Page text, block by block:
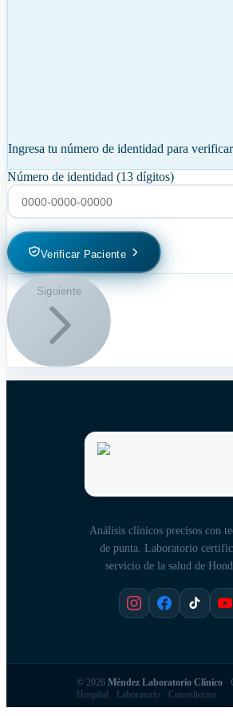
Ingresa tu número de identidad para
Número de identidad (13 dígitos)
Verificar Paciente
Siguiente
Análisis clínicos precisos con
de punta. Laboratorio
servicio de la salud de
© 2026 Méndez Laboratorio Clínico ·
Hospital · Laboratorio · Consultorios